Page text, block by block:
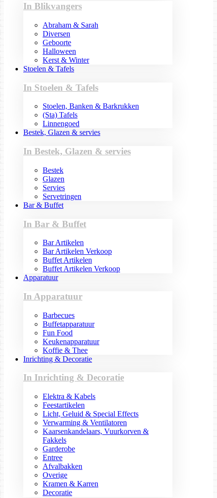
In Blikvangers
Abraham & Sarah
Diversen
Geboorte
Halloween
Kerst & Winter
Stoelen & Tafels
In Stoelen & Tafels
Stoelen, Banken & Barkrukken
(Sta) Tafels
Linnengoed
Bestek, Glazen & servies
In Bestek, Glazen & servies
Bestek
Glazen
Servies
Servetringen
Bar & Buffet
In Bar & Buffet
Bar Artikelen
Bar Artikelen Verkoop
Buffet Artikelen
Buffet Artikelen Verkoop
Apparatuur
In Apparatuur
Barbecues
Buffetapparatuur
Fun Food
Keukenapparatuur
Koffie & Thee
Inrichting & Decoratie
In Inrichting & Decoratie
Elektra & Kabels
Feestartikelen
Licht, Geluid & Special Effects
Verwarming & Ventilatoren
Kaarsenkandelaars, Vuurkorven &
Fakkels
Garderobe
Entree
Afvalbakken
Overige
Kramen & Karren
Decoratie